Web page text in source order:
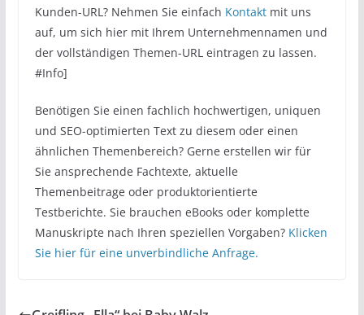
Kunden-URL? Nehmen Sie einfach Kontaktmit uns
auf, um sich hier mit Ihrem Unternehmennamen und
der vollständigen Themen-URL eintragen zu lassen.
#Info]
Benötigen Sie einen fachlich hochwertigen, uniquen
und SEO-optimierten Text zu diesem oder einen
ähnlichen Themenbereich? Gerne erstellen wir für
Sie ansprechende Fachtexte, aktuelle
Themenbeitrage oder produktorientierte
Testberichte. Sie brauchen eBooks oder komplette
Manuskripte nach Ihren speziellen Vorgaben? Klicken
Sie hier für eine unverbindliche Anfrage.